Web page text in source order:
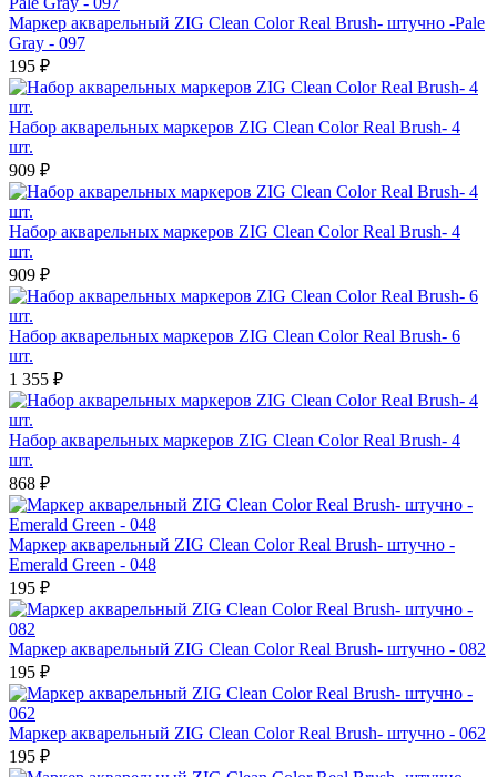
Маркер акварельный ZIG Clean Color Real Brush- штучно -Pale
Gray - 097
195 ₽
Набор акварельных маркеров ZIG Clean Color Real Brush- 4
шт.
909 ₽
Набор акварельных маркеров ZIG Clean Color Real Brush- 4
шт.
909 ₽
Набор акварельных маркеров ZIG Clean Color Real Brush- 6
шт.
1 355 ₽
Набор акварельных маркеров ZIG Clean Color Real Brush- 4
шт.
868 ₽
Маркер акварельный ZIG Clean Color Real Brush- штучно -
Emerald Green - 048
195 ₽
Маркер акварельный ZIG Clean Color Real Brush- штучно - 082
195 ₽
Маркер акварельный ZIG Clean Color Real Brush- штучно - 062
195 ₽